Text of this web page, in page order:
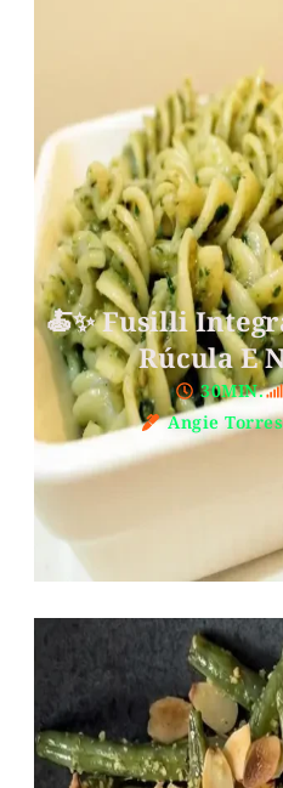
🍝✨ Fusilli
Rúcula E
30MIN.
Angie Torres